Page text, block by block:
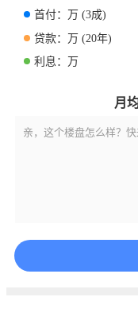
首付： 万 (3成)
贷款： 万 (20年)
利息：
万
月